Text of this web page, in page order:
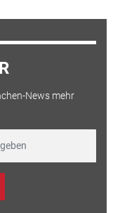
News mehr